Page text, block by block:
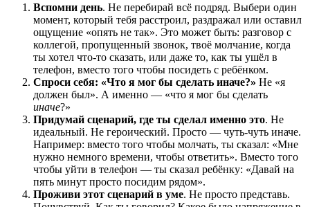
Вспомни день. Не перебирай всё подряд. Выбери один
момент, который тебя расстроил, раздражал или оставил
ощущение «опять не так». Это может быть: разговор с
коллегой, пропущенный звонок, твоё молчание, когда
ты хотел что-то сказать, или даже то, как ты ушёл в
телефон, вместо того чтобы посидеть с ребёнком.
Спроси себя: «Что я мог бы сделать иначе?» Не «я
должен был». А именно — «что я мог бы сделать
иначе?»
Придумай сценарий, где ты сделал именно это. Не
идеальный. Не героический. Просто — чуть-чуть иначе.
Например: вместо того чтобы молчать, ты сказал: «Мне
нужно немного времени, чтобы ответить». Вместо того
чтобы уйти в телефон — ты сказал ребёнку: «Давай на
пять минут просто посидим рядом».
Проживи этот сценарий в уме. Не просто представь.